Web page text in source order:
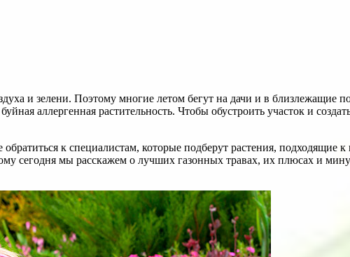
и зелени. Поэтому многие летом бегут на дачи и в близлежащие
аллергенная растительность. Чтобы обустроить участок и
к специалистам, которые подберут растения, подходящие
сегодня мы расскажем о лучших газонных травах, их плюсах и